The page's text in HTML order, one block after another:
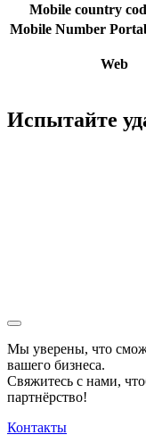
Mobile country
Mobile Number
Web
Испытайте
Мы уверены, что
вашего бизнеса.
Свяжитесь с нами,
партнёрство!
Контакты